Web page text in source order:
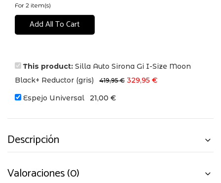
419,95 €.329,95 €.
For 2 item(s)
Add All To Cart
This product: Silla Auto Sirona Gi I-Size Moon
Black+ Reductor (gris)
419,95€ El
era:
329,95 €El
es:
Espejo Universal 21,00 €
Descripción
Valoraciones (0)